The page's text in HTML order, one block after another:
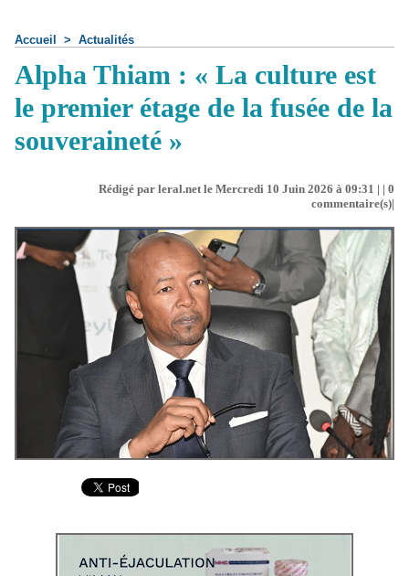
Accueil > Actualités
Alpha Thiam : « La culture est
le premier étage de la fusée de la
souveraineté »
Rédigé par leral.net le Mercredi 10 Juin 2026 à 09:31 | | 0
commentaire(s)|